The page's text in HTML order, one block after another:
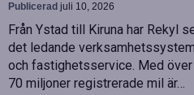
Publicerad juli 10, 2026
Från Ystad till Kiruna har Rekyl
det ledande
och fastighetsservice. Med
70 miljoner registrerade mil är…